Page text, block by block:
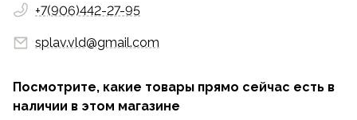
+7(906)442-27-95
splav.vld@gmail.com
Посмотрите, какие товары прямо сейчас есть в
наличии в этом магазине